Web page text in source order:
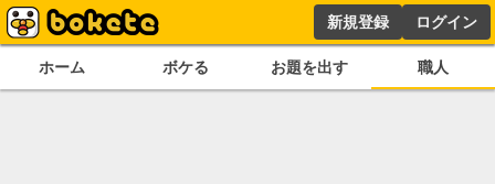
新規登録 ログイン
ホーム ボケる お題を出す 職人